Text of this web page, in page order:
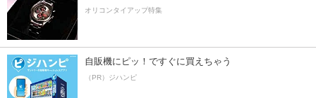
オリコンタイアップ特集
自販機にピッ！ですぐに買えちゃう
（PR）ジハンピ